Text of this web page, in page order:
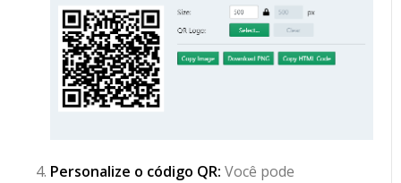
Personalize o código QR: Você pode